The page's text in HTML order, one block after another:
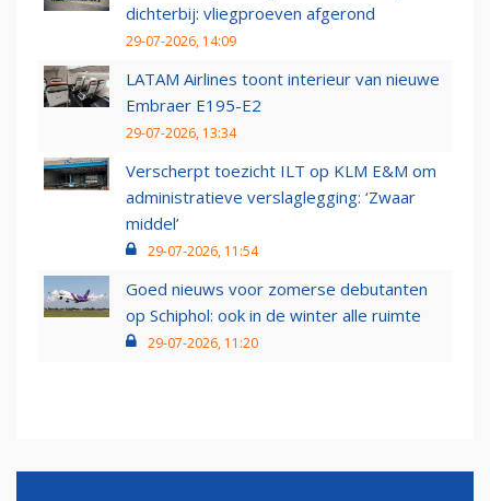
dichterbij: vliegproeven afgerond
29-07-2026, 14:09
LATAM Airlines toont interieur van nieuwe
Embraer E195-E2
29-07-2026, 13:34
Verscherpt toezicht ILT op KLM E&M om
administratieve verslaglegging: ‘Zwaar
middel’
29-07-2026, 11:54
Goed nieuws voor zomerse debutanten
op Schiphol: ook in de winter alle ruimte
29-07-2026, 11:20